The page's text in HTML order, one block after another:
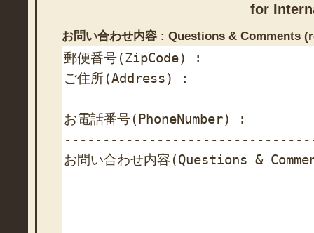
for
お問い合わせ内容 : Questions & Comments